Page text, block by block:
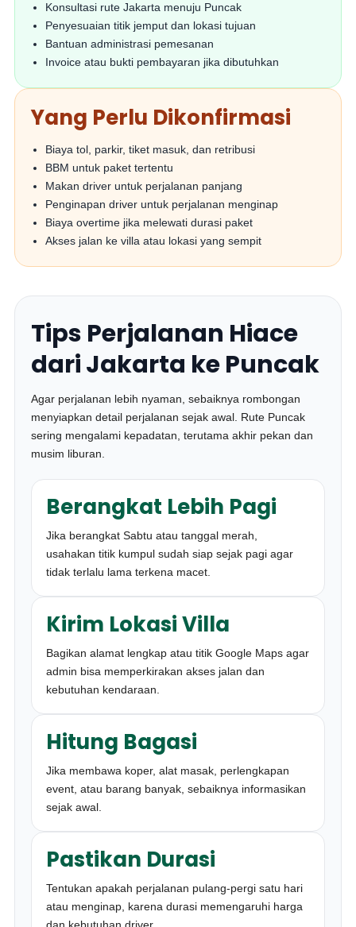
Konsultasi rute Jakarta menuju Puncak
Penyesuaian titik jemput dan lokasi tujuan
Bantuan administrasi pemesanan
Invoice atau bukti pembayaran jika dibutuhkan
Yang Perlu Dikonfirmasi
Biaya tol, parkir, tiket masuk, dan retribusi
BBM untuk paket tertentu
Makan driver untuk perjalanan panjang
Penginapan driver untuk perjalanan menginap
Biaya overtime jika melewati durasi paket
Akses jalan ke villa atau lokasi yang sempit
Tips Perjalanan Hiace
dari Jakarta ke Puncak
Agar perjalanan lebih nyaman, sebaiknya rombongan
menyiapkan detail perjalanan sejak awal. Rute Puncak
sering mengalami kepadatan, terutama akhir pekan dan
musim liburan.
Berangkat Lebih Pagi
Jika berangkat Sabtu atau tanggal merah,
usahakan titik kumpul sudah siap sejak pagi agar
tidak terlalu lama terkena macet.
Kirim Lokasi Villa
Bagikan alamat lengkap atau titik Google Maps agar
admin bisa memperkirakan akses jalan dan
kebutuhan kendaraan.
Hitung Bagasi
Jika membawa koper, alat masak, perlengkapan
event, atau barang banyak, sebaiknya informasikan
sejak awal.
Pastikan Durasi
Tentukan apakah perjalanan pulang-pergi satu hari
atau menginap, karena durasi memengaruhi harga